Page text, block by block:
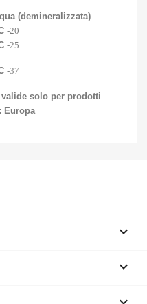
(demineralizzata)
-20
-25
-37
solo per prodotti
Europa

